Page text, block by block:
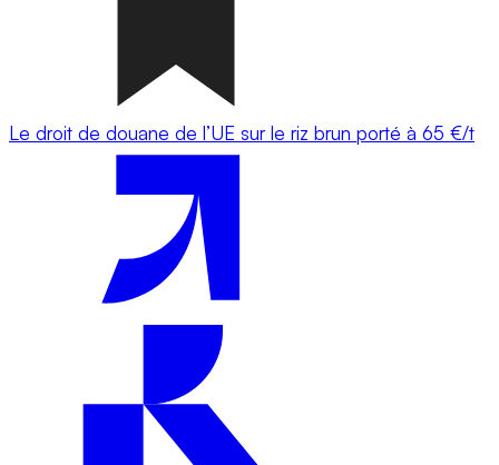
Le droit de douane de l’UE sur le riz brun porté à 65 €/t